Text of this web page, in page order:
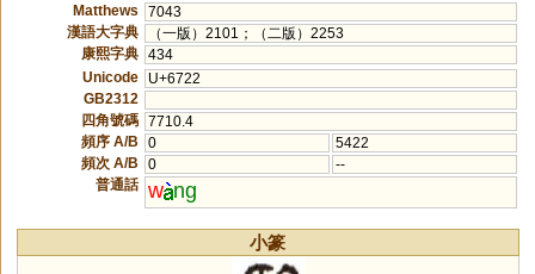
Matthews
7043
漢語大字典
（一版）2101；（二版）2253
康熙字典 434
Unicode
U+6722
GB2312
四角號碼 7710.4
頻序 A/B
0
5422
頻次 A/B
0
--
普通話 w ng
小篆